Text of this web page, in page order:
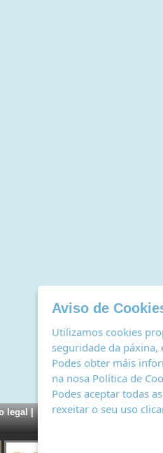
legal| Política de cookies|
Aviso de
Utilizamos cookies
seguridade da páxina,
Podes obter máis
na nosa Política de
Podes aceptar todas
rexeitar o seu uso